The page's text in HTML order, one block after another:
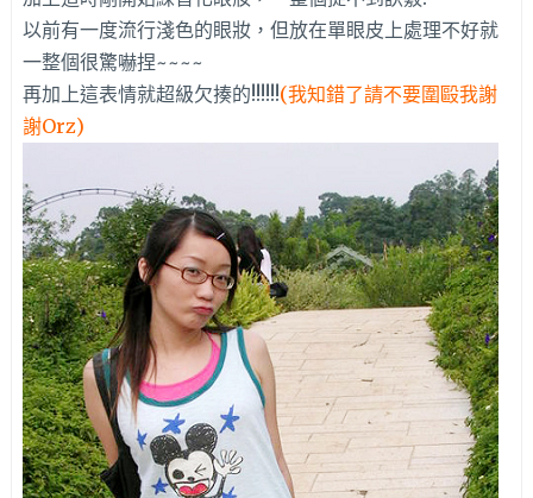
以前有一度流行淺色的眼妝，但放在單眼皮上處理不好就
一整個很驚嚇捏~~~~
再加上這表情就超級欠揍的!!!!!!(我知錯了請不要圍毆我謝
謝Orz)